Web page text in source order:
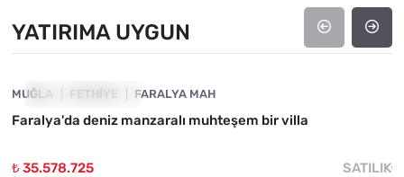
YATIRIMA UYGUN
YATIRIMA UYGUN
MUĞLA FETHIYE FARALYA MAH
Faralya'da deniz manzaralı muhteşem bir villa
₺ 35.578.725 SATILIK₺